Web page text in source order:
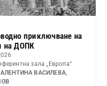
приключване на
на ДОПК
зала „Европа“
ВАСИЛЕВА,